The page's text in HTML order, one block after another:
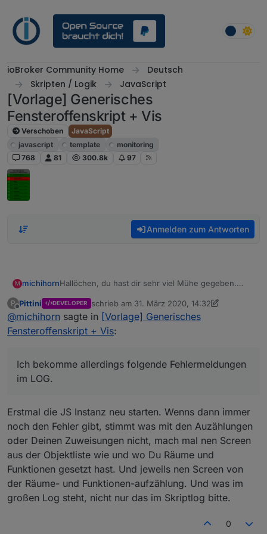
ioBroker Community Home
Deutsch
Skripten / Logik
JavaScript
[Vorlage] Generisches
Fensteroffenskript + Vis
Verschoben
JavaScript
javascript
template
monitoring
768
81 300.8k 97
Anmelden zum Antworten
M michihornHallöchen, du hast dir sehr viel Mühe gegeben.
Ich bekomme allerdings folgende Fehlermeldungen
im LOG.
Michael
P
Offline
Pittini DEVELOPER schrieb am 31. März 2020, 14:32
zuletzt editiert von Pittini
@michihorn sagte in [Vorlage] Generisches
Fensteroffenskript + Vis:
Ich bekomme allerdings folgende Fehlermeldungen
im LOG.
Erstmal die JS Instanz neu starten. Wenns dann immer
noch den Fehler gibt, stimmt was mit den Auzählungen
oder Deinen Zuweisungen nicht, mach mal nen Screen
aus der Objektliste wie und wo Du Räume und
Funktionen gesetzt hast. Und jeweils nen Screen von
der Räume- und Funktionen-aufzählung. Und was im
großen Log steht, nicht nur das im Skriptlog bitte.
0